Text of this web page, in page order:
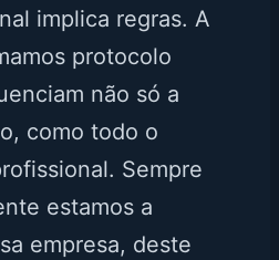
implica regras. A
protocolo
não só a
como todo o
Sempre
estamos a
empresa, deste